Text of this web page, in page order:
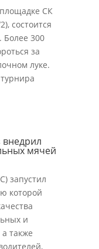
площадке СК
состоится
Более 300
за
луке.
мячей
запустил
которой
и
также